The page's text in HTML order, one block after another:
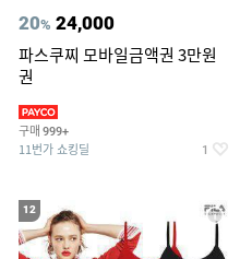
20% 24,000
파스쿠찌 모바일금액권 3만원
권
구매 999+
11번가 쇼킹딜 1
12